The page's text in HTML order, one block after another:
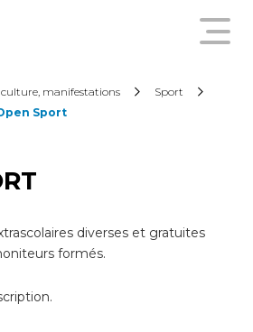
à son compte
une
culture, manifestations
Sport
Sport
diverses et gratuites
formés.